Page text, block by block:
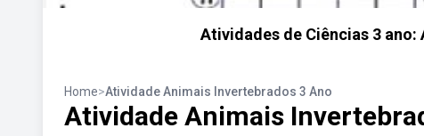
Atividades de Ciências 3 ano:
Home>Atividade Animais Invertebrados 3 Ano
Atividade Animais